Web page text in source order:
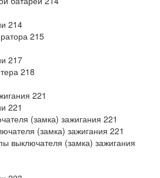
214
215
217
218
221
221
(замка) зажигания 221
(замка) зажигания 221
выключателя (замка) зажигания